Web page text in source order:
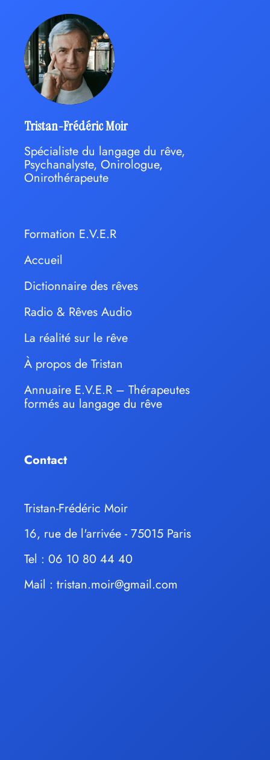
Tristan-Frédéric Moir
Spécialiste du langage du rêve,
Psychanalyste, Onirologue,
Onirothérapeute
Formation E.V.E.R
Accueil
Dictionnaire des rêves
Radio & Rêves Audio
La réalité sur le rêve
À propos de Tristan
Annuaire E.V.E.R – Thérapeutes
formés au langage du rêve
Contact
Tristan-Frédéric Moir
16, rue de l'arrivée - 75015 Paris
Tel : 06 10 80 44 40
Mail : tristan.moir@gmail.com